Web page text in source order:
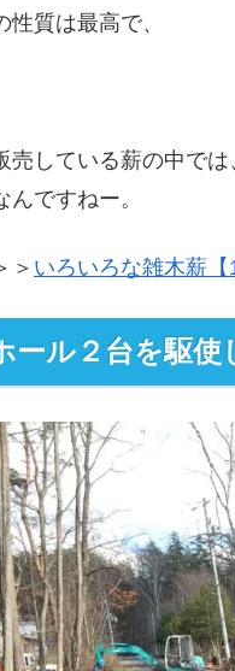
性質は最高で、
売している薪の中で
んですねー。
＞ いろいろな雑木薪
ール２台を駆